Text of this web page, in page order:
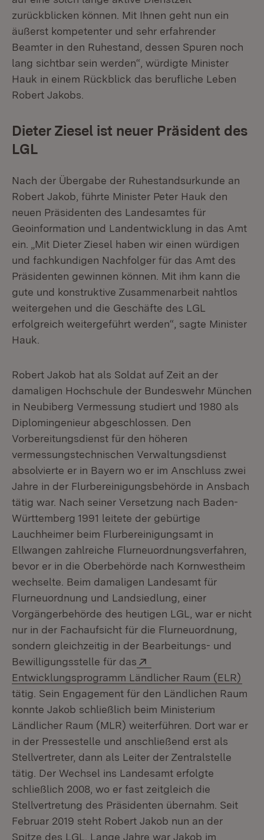
zurückblicken können. Mit Ihnen geht nun ein
äußerst kompetenter und sehr erfahrender
Beamter in den Ruhestand, dessen Spuren noch
lang sichtbar sein werden“, würdigte Minister
Hauk in einem Rückblick das berufliche Leben
Robert Jakobs.
Dieter Ziesel ist neuer Präsident des
LGL
Nach der Übergabe der Ruhestandsurkunde an
Robert Jakob, führte Minister Peter Hauk den
neuen Präsidenten des Landesamtes für
Geoinformation und Landentwicklung in das Amt
ein. „Mit Dieter Ziesel haben wir einen würdigen
und fachkundigen Nachfolger für das Amt des
Präsidenten gewinnen können. Mit ihm kann die
gute und konstruktive Zusammenarbeit nahtlos
weitergehen und die Geschäfte des LGL
erfolgreich weitergeführt werden“, sagte Minister
Hauk.
Robert Jakob hat als Soldat auf Zeit an der
damaligen Hochschule der Bundeswehr München
in Neubiberg Vermessung studiert und 1980 als
Diplomingenieur abgeschlossen. Den
Vorbereitungsdienst für den höheren
vermessungstechnischen Verwaltungsdienst
absolvierte er in Bayern wo er im Anschluss zwei
Jahre in der Flurbereinigungsbehörde in Ansbach
tätig war. Nach seiner Versetzung nach Baden-
Württemberg 1991 leitete der gebürtige
Lauchheimer beim Flurbereinigungsamt in
Ellwangen zahlreiche Flurneuordnungsverfahren,
bevor er in die Oberbehörde nach Kornwestheim
wechselte. Beim damaligen Landesamt für
Flurneuordnung und Landsiedlung, einer
Vorgängerbehörde des heutigen LGL, war er nicht
nur in der Fachaufsicht für die Flurneuordnung,
sondern gleichzeitig in der Bearbeitungs- und
Bewilligungsstelle für das
Entwicklungsprogramm Ländlicher Raum (ELR)
tätig. Sein Engagement für den Ländlichen Raum
konnte Jakob schließlich beim Ministerium
Ländlicher Raum (MLR) weiterführen. Dort war er
in der Pressestelle und anschließend erst als
Stellvertreter, dann als Leiter der Zentralstelle
tätig. Der Wechsel ins Landesamt erfolgte
schließlich 2008, wo er fast zeitgleich die
Stellvertretung des Präsidenten übernahm. Seit
Februar 2019 steht Robert Jakob nun an der
Spitze des LGL. Lange Jahre war Jakob im